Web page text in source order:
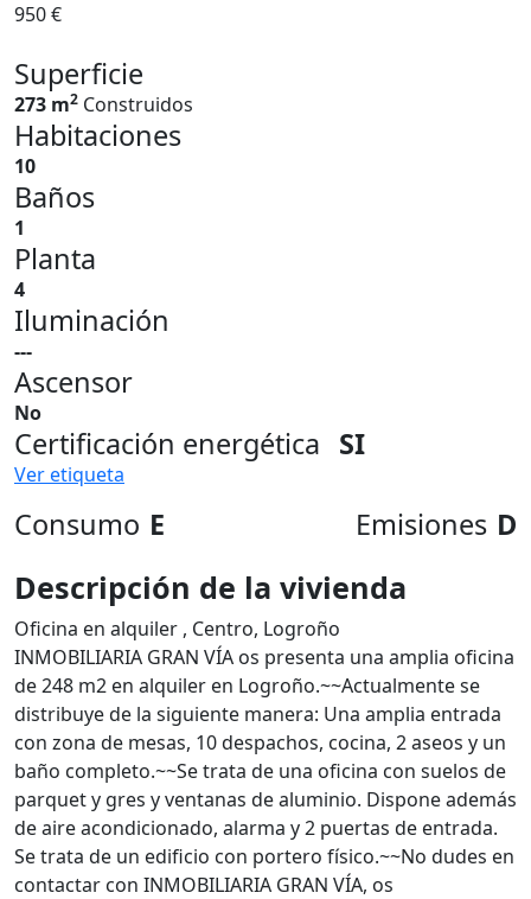
950 €
Superficie
273 m2 Construidos
Habitaciones
10
Baños
1
Planta
4
Iluminación
---
Ascensor
No
Certificación energética SI
Ver etiqueta
Consumo E Emisiones D
Descripción de la vivienda
Oficina en alquiler , Centro, Logroño
INMOBILIARIA GRAN VÍA os presenta una amplia oficina
de 248 m2 en alquiler en Logroño.~~Actualmente se
distribuye de la siguiente manera: Una amplia entrada
con zona de mesas, 10 despachos, cocina, 2 aseos y un
baño completo.~~Se trata de una oficina con suelos de
parquet y gres y ventanas de aluminio. Dispone además
de aire acondicionado, alarma y 2 puertas de entrada.
Se trata de un edificio con portero físico.~~No dudes en
contactar con INMOBILIARIA GRAN VÍA, os